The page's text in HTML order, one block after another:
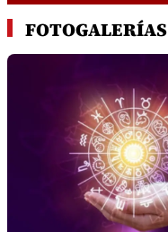
FOTOGALERÍAS